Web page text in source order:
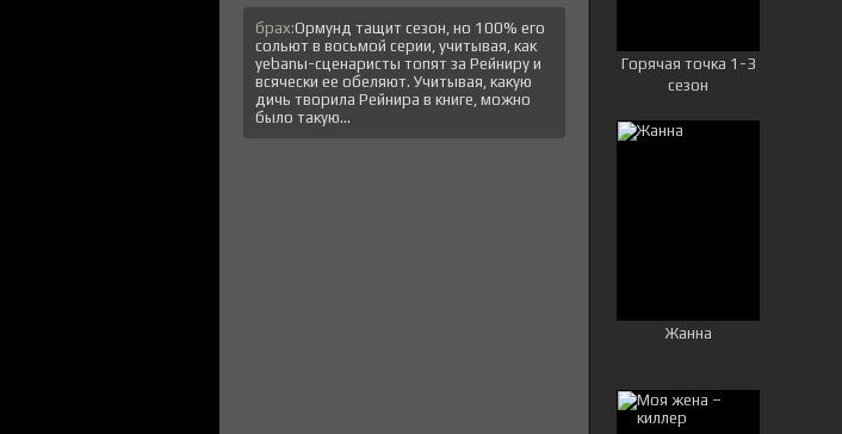
Горячая точка 1-3
сезон
Жанна
брах:Ормунд тащит сезон, но 100% его
сольют в восьмой серии, учитывая, как
уеbanы-сценаристы топят за Рейниру и
всячески ее обеляют. Учитывая, какую
дичь творила Рейнира в книге, можно
было такую...